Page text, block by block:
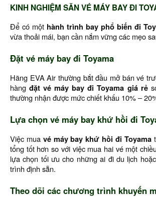
KINH NGHIỆM SĂN VÉ MÁY BAY ĐI
Để có một hành trình bay phổ biến đi
vừa thoải mái, bạn cần nắm vững các mẹo
Đặt vé máy bay đi Toyama
Hãng EVA Air thường bắt đầu mở bán vé
hàngđặt vé máy bay đi Toyama giá rẻ
thường nhận được mức chiết khấu 10% –
Lựa chọn vé máy bay khứ hồi đi
Việc mua vé máy bay khứ hồi đi Toyama
tổng tốt hơn so với việc mua hai vé một
lựa chọn tối ưu cho những ai đi du lịch
trình định sẵn.
Theo dõi các chương trình khuyến